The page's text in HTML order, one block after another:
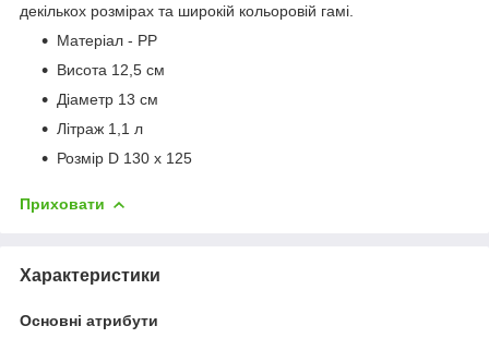
декількох розмірах та широкій кольоровій гамі.
Матеріал - PP
Висота 12,5 см
Діаметр 13 см
Літраж 1,1 л
Розмір D 130 x 125
Приховати
Характеристики
Основні атрибути